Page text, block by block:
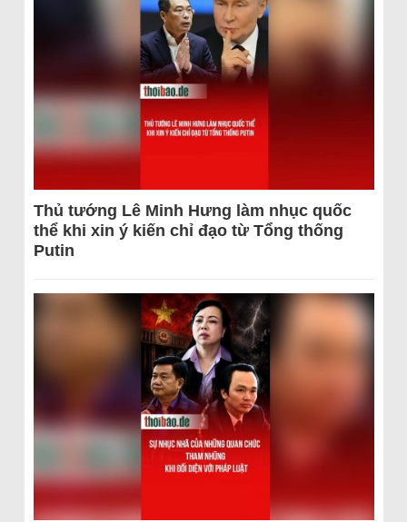
Thủ tướng Lê Minh Hưng làm nhục quốc
thể khi xin ý kiến chỉ đạo từ Tổng thống
Putin